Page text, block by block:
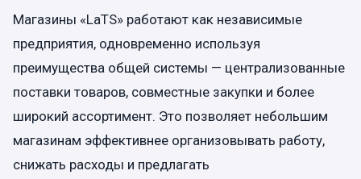
Магазины «LaTS» работают как независимые
предприятия, одновременно используя
преимущества общей системы — централизованные
поставки товаров, совместные закупки и более
широкий ассортимент. Это позволяет небольшим
магазинам эффективнее организовывать работу,
снижать расходы и предлагать